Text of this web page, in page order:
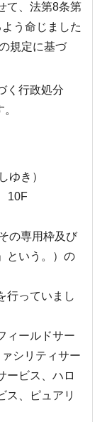
て、法第8条第
う命じました
規定に基づ
く行政処分
き）
10F
の専用枠及び
という。）の
行っていまし
ィールドサー
シリティサー
ービス、ハロ
ス、ピュアリ